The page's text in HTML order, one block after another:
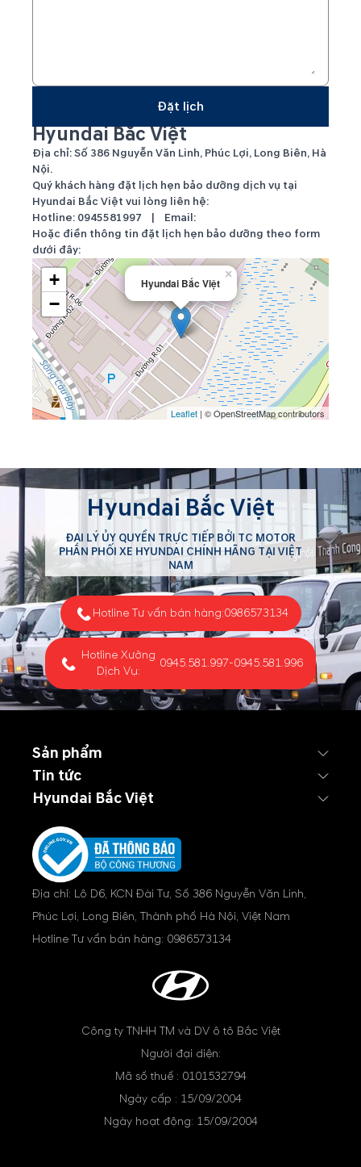
Hyundai Bắc Việt
Địa chỉ: Số 386 Nguyễn Văn Linh, Phúc Lợi, Long Biên, Hà
Nội.
Quý khách hàng đặt lịch hẹn bảo dưỡng dịch vụ tại
Hyundai Bắc Việt vui lòng liên hệ:
Hotline: 0945581997 | Email:
Hoặc điền thông tin đặt lịch hẹn bảo dưỡng theo form
dưới đây:
Hyundai Bắc Việt
×
+
−
Leaflet | © OpenStreetMap contributors
Đặt lịch
Hyundai Bắc Việt
ĐẠI LÝ ỦY QUYỀN TRỰC TIẾP BỞI TC MOTOR
PHÂN PHỐI XE HYUNDAI CHÍNH HÃNG TẠI VIỆT
NAM
Hotline Tư vấn bán hàng:0986573134
Hotline Xưởng
Dịch Vụ:
0945.581.997-0945.581.996
Sản phẩm
Tin tức
Hyundai Bắc Việt
Địa chỉ: Lô D6, KCN Đài Tư, Số 386 Nguyễn Văn Linh,
Phúc Lợi, Long Biên, Thành phố Hà Nội, Việt Nam
Hotline Tư vấn bán hàng: 0986573134
Công ty TNHH TM và DV ô tô Bắc Việt
Người đại diện:
Mã số thuế : 0101532794
Ngày cấp : 15/09/2004
Ngày hoạt động: 15/09/2004